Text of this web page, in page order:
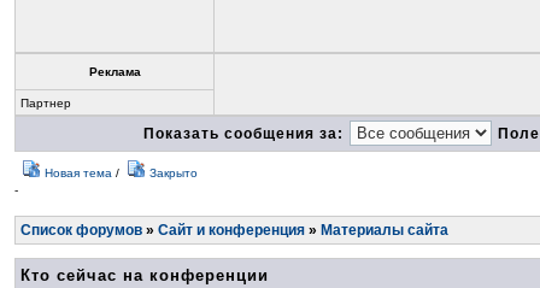
Реклама
Партнер
Показать сообщения за:
Новая тема /
Закрыто
-
Список форумов » Сайт и конференция » Материалы сайта
Кто сейчас на конференции